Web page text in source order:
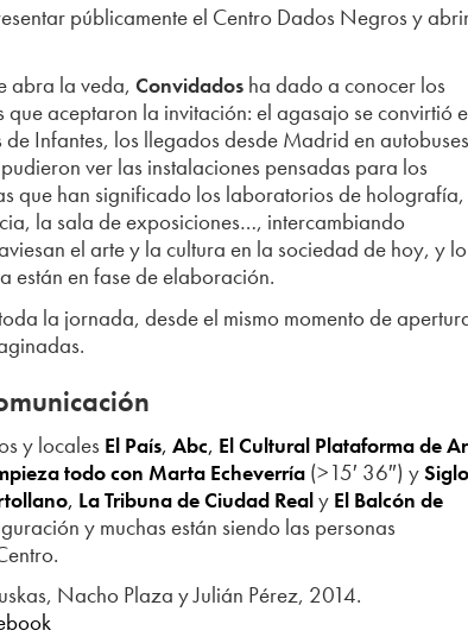
públicamente el Centro Dados Negros y
abra la veda,Convidados ha dado a conocer los
aceptaron la invitación: el agasajo se convirtió
Infantes, los llegados desde Madrid en
ver las instalaciones pensadas para los
que han significado los laboratorios de holografía,
la sala de exposiciones…, intercambiando
el arte y la cultura en la sociedad de hoy, y lo
están en fase de elaboración.
la jornada, desde el mismo momento de
y locales El País, Abc, El Cultural Plataforma de
todo con Marta Echeverría (>15′ 36″) ySiglo
, La Tribuna de Ciudad Realy El Balcón de
y muchas están siendo las personas
Nacho Plaza y Julián Pérez, 2014.